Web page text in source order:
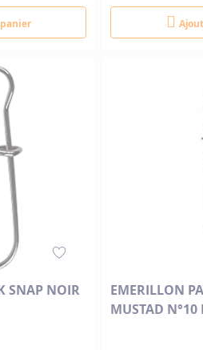
SNAP NOIR
EMERILLON
MUSTAD N°10